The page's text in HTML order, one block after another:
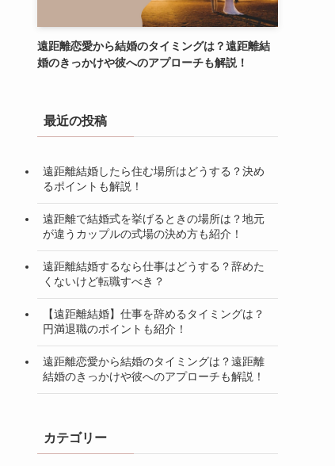
遠距離恋愛から結婚のタイミングは？遠距離結
婚のきっかけや彼へのアプローチも解説！
最近の投稿
遠距離結婚したら住む場所はどうする？決め
るポイントも解説！
遠距離で結婚式を挙げるときの場所は？地元
が違うカップルの式場の決め方も紹介！
遠距離結婚するなら仕事はどうする？辞めた
くないけど転職すべき？
【遠距離結婚】仕事を辞めるタイミングは？
円満退職のポイントも紹介！
遠距離恋愛から結婚のタイミングは？遠距離
結婚のきっかけや彼へのアプローチも解説！
カテゴリー